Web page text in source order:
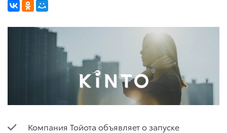
Компания Тойота объявляет о запуске